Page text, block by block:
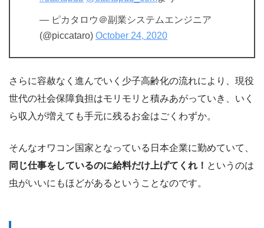
— ピカタロウ＠副業システムエンジニア
(@piccataro) October 24, 2020
さらに容赦なく進んでいく少子高齢化の流れにより、現役
世代の社会保障負担はモリモリと積みあがっていき、いく
ら収入が増えても手元に残るお金はごくわずか。
そんなオワコン国家となっている日本企業に勤めていて、
同じ仕事をしているのに給料だけ上げてくれ！ というのは
虫がいいにもほどがあるということなのです。